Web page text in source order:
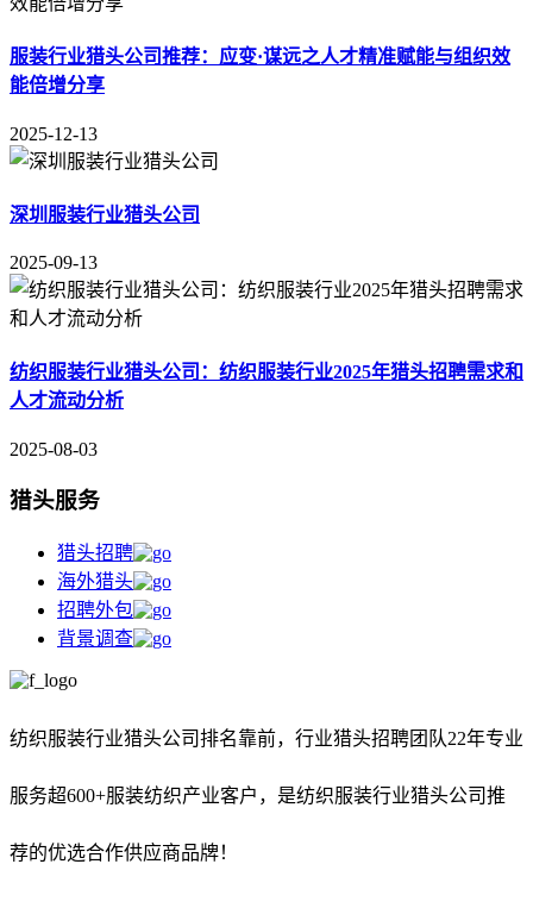
服装行业猎头公司推荐：应变·谋远之人才精准赋能与组织效
能倍增分享
2025-12-13
深圳服装行业猎头公司
2025-09-13
纺织服装行业猎头公司：纺织服装行业2025年猎头招聘需求和
人才流动分析
2025-08-03
猎头服务
猎头招聘
海外猎头
招聘外包
背景调查
纺织服装行业猎头公司排名靠前， 行业猎头招聘团队22年专业
服务超600+服装纺织产业客户，是纺织服装行业猎头公司推
荐的优选合作供应商品牌！